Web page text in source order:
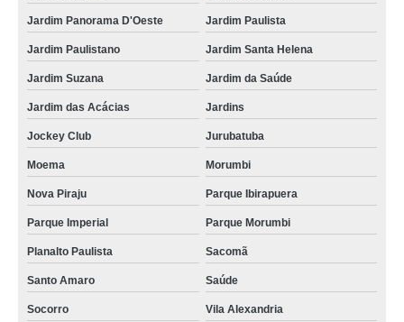
Jardim Panorama D'Oeste Jardim Paulista
Jardim Paulistano Jardim Santa Helena
Jardim Suzana Jardim da Saúde
Jardim das Acácias Jardins
Jockey Club Jurubatuba
Moema Morumbi
Nova Piraju Parque Ibirapuera
Parque Imperial Parque Morumbi
Planalto Paulista Sacomã
Santo Amaro Saúde
Socorro Vila Alexandria